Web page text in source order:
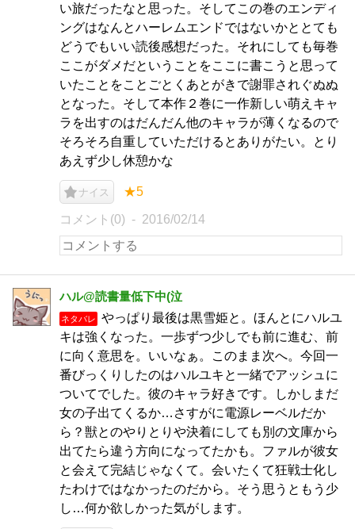
い旅だったなと思った。そしてこの巻のエンディ
ングはなんとハーレムエンドではないかととても
どうでもいい読後感想だった。それにしても毎巻
ここがダメだということをここに書こうと思って
いたことをことごとくあとがきで謝罪されぐぬぬ
となった。そして本作２巻に一作新しい萌えキャ
ラを出すのはだんだん他のキャラが薄くなるので
そろそろ自重していただけるとありがたい。とり
あえず少し休憩かな
ナイス ★5
コメント(0) 2016/02/14
ハル@読書量低下中(泣
ネタバレ
やっぱり最後は黒雪姫と。ほんとにハルユ
キは強くなった。一歩ずつ少しでも前に進む、前
に向く意思を。いいなぁ。このまま次へ。今回一
番びっくりしたのはハルユキと一緒でアッシュに
ついてでした。彼のキャラ好きです。しかしまだ
女の子出てくるか…さすがに電源レーベルだか
ら？獣とのやりとりや決着にしても別の文庫から
出てたら違う方向になってたかも。ファルが彼女
と会えて完結じゃなくて。会いたくて狂戦士化し
たわけではなかったのだから。そう思うともう少
し…何か欲しかった気がします。